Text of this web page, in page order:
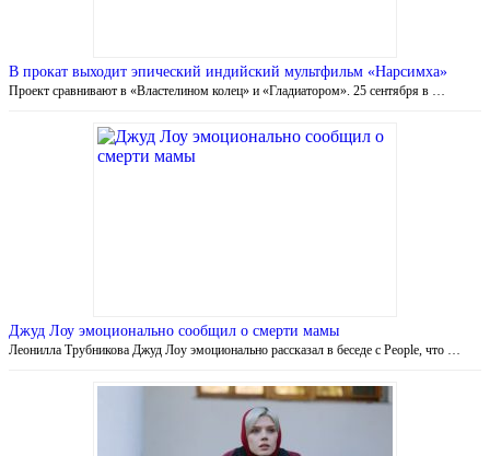
В прокат выходит эпический индийский мультфильм «Нарсимха»
Проект сравнивают в «Властелином колец» и «Гладиатором». 25 сентября в …
Джуд Лоу эмоционально сообщил о смерти мамы
Леонилла Трубникова Джуд Лоу эмоционально рассказал в беседе с People, что …